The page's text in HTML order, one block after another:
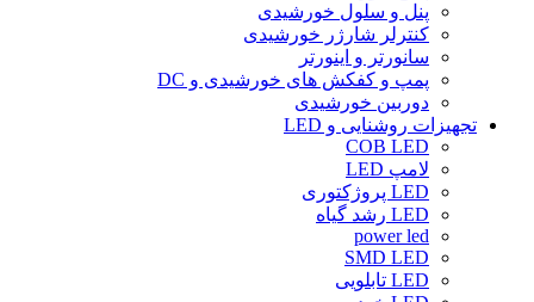
پنل و سلول خورشیدی
کنترلر شارژر خورشیدی
سانورتر و اینورتر
پمپ و کفکش های خورشیدی و DC
دوربین خورشیدی
تجهیزات روشنایی و LED
COB LED
لامپ LED
LED پروژکتوری
LED رشد گیاه
power led
SMD LED
LED تابلویی